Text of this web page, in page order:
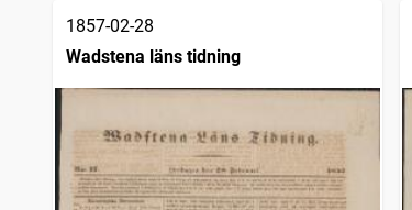
1857-02-28
Wadstena läns tidning